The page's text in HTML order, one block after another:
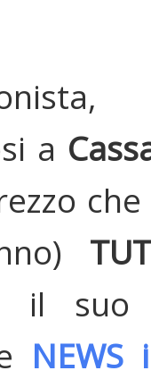
a
il suo